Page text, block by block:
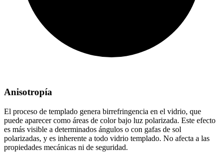
Anisotropía
El proceso de templado genera birrefringencia en el vidrio, que
puede aparecer como áreas de color bajo luz polarizada. Este efecto
es más visible a determinados ángulos o con gafas de sol
polarizadas, y es inherente a todo vidrio templado. No afecta a las
propiedades mecánicas ni de seguridad.